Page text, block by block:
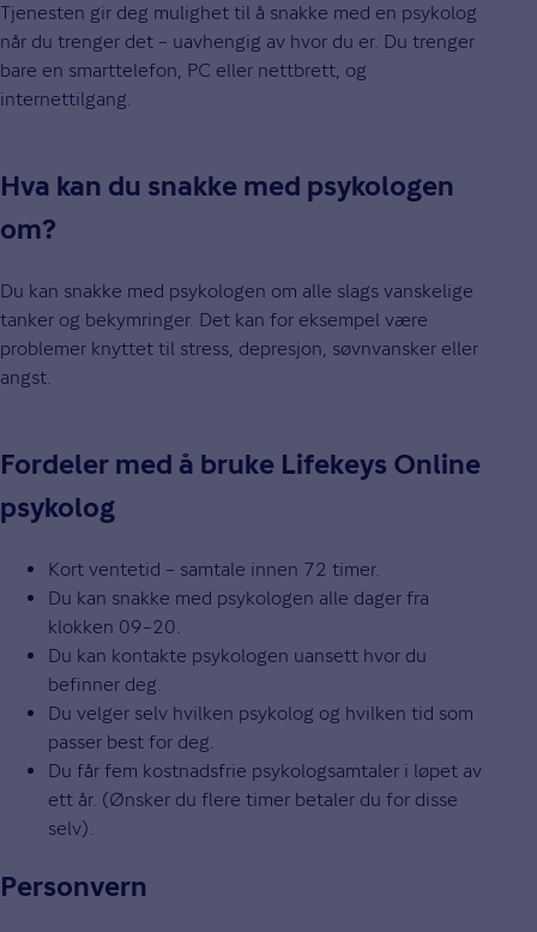
Tjenesten gir deg mulighet til å snakke med en psykolog
når du trenger det – uavhengig av hvor du er. Du trenger
bare en smarttelefon, PC eller nettbrett, og
internettilgang.
Hva kan du snakke med psykologen
om?
Du kan snakke med psykologen om alle slags vanskelige
tanker og bekymringer. Det kan for eksempel være
problemer knyttet til stress, depresjon, søvnvansker eller
angst.
Fordeler med å bruke Lifekeys Online
psykolog
Kort ventetid – samtale innen 72 timer.
Du kan snakke med psykologen alle dager fra
klokken 09–20.
Du kan kontakte psykologen uansett hvor du
befinner deg.
Du velger selv hvilken psykolog og hvilken tid som
passer best for deg.
Du får fem kostnadsfrie psykologsamtaler i løpet av
ett år. (Ønsker du flere timer betaler du for disse
selv).
Personvern